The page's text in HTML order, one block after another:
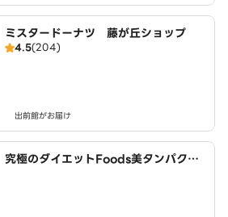
ミスタードーナツ 藤が丘ショップ
4.5(204)
出前館がお届け
究極のダイエットFoods美タンパクラ